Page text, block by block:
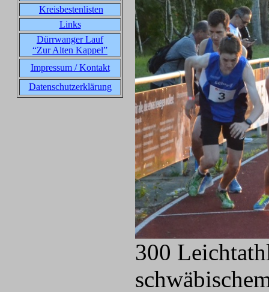
Kreisbestenlisten
Links
Dürrwanger Lauf
“Zur Alten Kappel”
Impressum / Kontakt
Datenschutzerklärung
300